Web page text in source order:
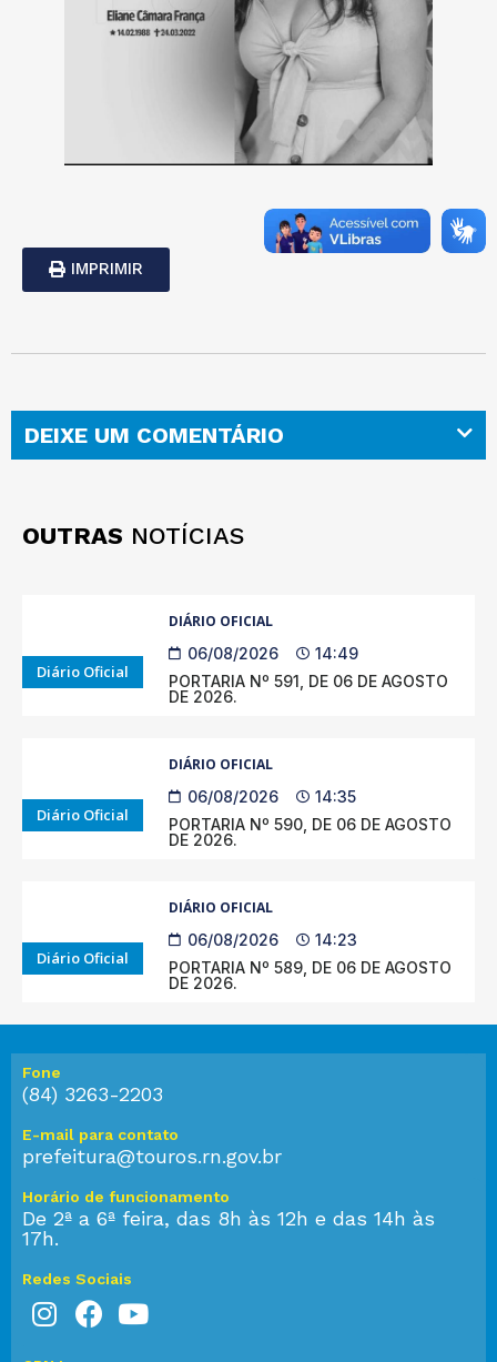
IMPRIMIR
DEIXE UM COMENTÁRIO
OUTRAS NOTÍCIAS
Diário Oficial
DIÁRIO OFICIAL
06/08/2026
14:49
PORTARIA Nº 591, DE 06 DE AGOSTO
DE 2026.
Diário Oficial
DIÁRIO OFICIAL
06/08/2026
14:35
PORTARIA Nº 590, DE 06 DE AGOSTO
DE 2026.
Diário Oficial
DIÁRIO OFICIAL
06/08/2026
14:23
PORTARIA Nº 589, DE 06 DE AGOSTO
DE 2026.
Fone
(84) 3263-2203
E-mail para contato
prefeitura@touros.rn.gov.br
Horário de funcionamento
De 2ª a 6ª feira, das 8h às 12h e das 14h às
17h.
Redes Sociais